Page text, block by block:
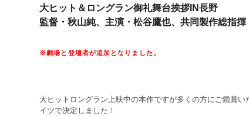
大ヒット＆ロングラン御礼舞台挨拶IN長野
監督・秋山純、主演・松谷鷹也、共同製作総指
※劇場と登壇者が追加となりました。
大ヒットロングラン上映中の本作ですが多くの方にご鑑賞
イツで決定しました！